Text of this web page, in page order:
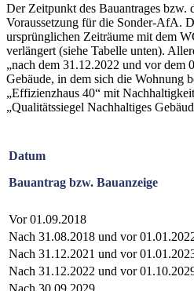
Der Zeitpunkt des Bauantrages bzw.
Voraussetzung für die Sonder-AfA.
ursprünglichen Zeiträume mit dem
verlängert (siehe Tabelle unten).
„nach dem 31.12.2022 und vor dem
Gebäude, in dem sich die Wohnung
„Effizienzhaus 40“ mit
„Qualitätssiegel Nachhaltiges
Datum
Bauantrag bzw. Bauanzeige
Vor 01.09.2018
Nach 31.08.2018 und vor
Nach 31.12.2021 und vor
Nach 31.12.2022 und vor
Nach 30.09.2029